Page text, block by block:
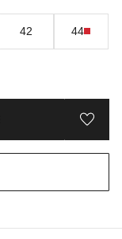
42 44